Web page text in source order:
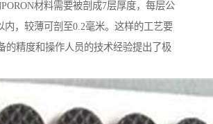
材料需要被剖成7层厚度，每层公
内，较薄可剖至0.2毫米。这样的工艺要
的精度和操作人员的技术经验提出了极